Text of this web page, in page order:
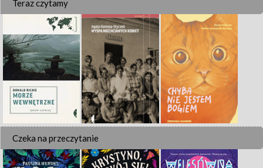
Teraz czytamy
Czeka na przeczytanie